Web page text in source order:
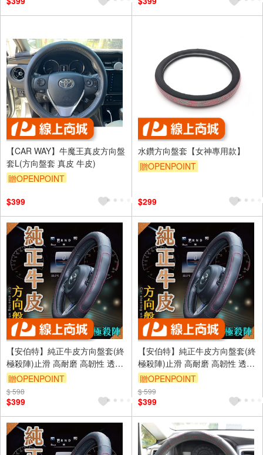
【CAR WAY】牛魔王真皮方向盤
套L(方向盤套 真皮 牛皮)
贈OPENPOINT
$399
水鑽方向盤套【女神專用款】
贈OPENPOINT
$299
【安伯特】純正牛皮方向盤套(終
極殺陣)止滑 高耐磨 高韌性 透氣
吸汗
贈OPENPOINT
$ 598
$399
【安伯特】純正牛皮方向盤套(終
極殺陣)止滑 高耐磨 高韌性 透氣
吸汗
贈OPENPOINT
$ 599
$399